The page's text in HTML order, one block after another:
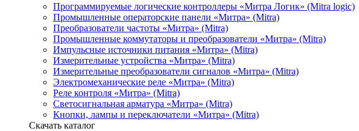
Программируемые логические контроллеры «Митра Логик» (Mitra logic)
Промышленные операторские панели «Митра» (Mitra)
Преобразователи частоты «Митра» (Mitra)
Промышленные коммутаторы и преобразователи «Митра» (Mitra)
Импульсные источники питания «Митра» (Mitra)
Измерительные устройства «Митра» (Mitra)
Измерительные преобразователи сигналов «Митра» (Mitra)
Электромеханические реле «Митра» (Mitra)
Реле контроля «Митра» (Mitra)
Светосигнальная арматура «Митра» (Mitra)
Кнопки, лампы и переключатели «Митра» (Mitra)
Скачать каталог